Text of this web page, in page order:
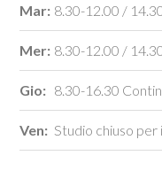
Mar: 8.30-12.00 /
Mer: 8.30-12.00 /
Gio: 8.30-16.30
Ven: Studio chiuso per